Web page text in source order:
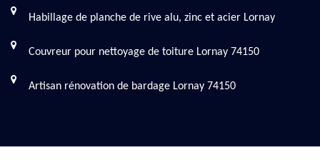
Habillage de planche de rive alu, zinc et acier Lornay
Couvreur pour nettoyage de toiture Lornay 74150
Artisan rénovation de bardage Lornay 74150